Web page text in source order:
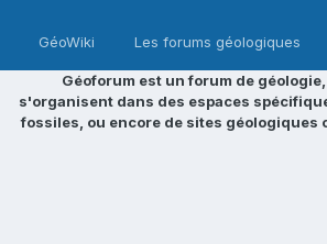
GéoWiki Les forums géologiques
Géoforum est un forum de
s'organisent dans des espaces
fossiles, ou encore de sites géologiques